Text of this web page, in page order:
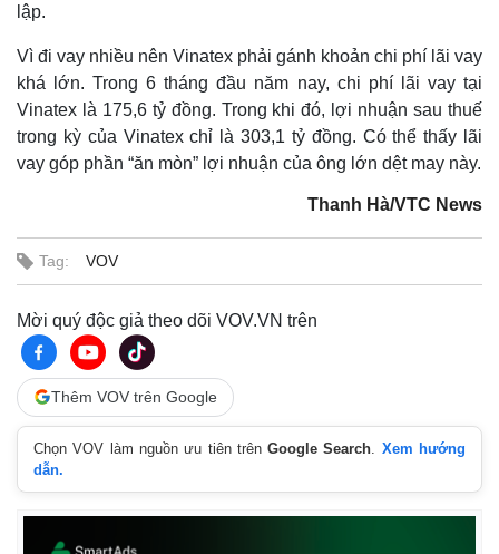
lập.
Vì đi vay nhiều nên Vinatex phải gánh khoản chi phí lãi vay
khá lớn. Trong 6 tháng đầu năm nay, chi phí lãi vay tại
Vinatex là 175,6 tỷ đồng. Trong khi đó, lợi nhuận sau thuế
trong kỳ của Vinatex chỉ là 303,1 tỷ đồng. Có thể thấy lãi
vay góp phần “ăn mòn” lợi nhuận của ông lớn dệt may này.
Thanh Hà/VTC News
Tag: VOV
Mời quý độc giả theo dõi VOV.VN trên
Thêm VOV trên Google
Chọn VOV làm nguồn ưu tiên trênGoogle Search
Xem hướng
dẫn.